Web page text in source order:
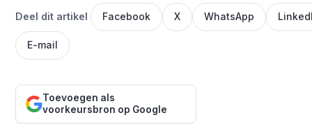
Deel dit artikel Facebook X WhatsApp
E-mail
Toevoegen als
voorkeursbron op Google